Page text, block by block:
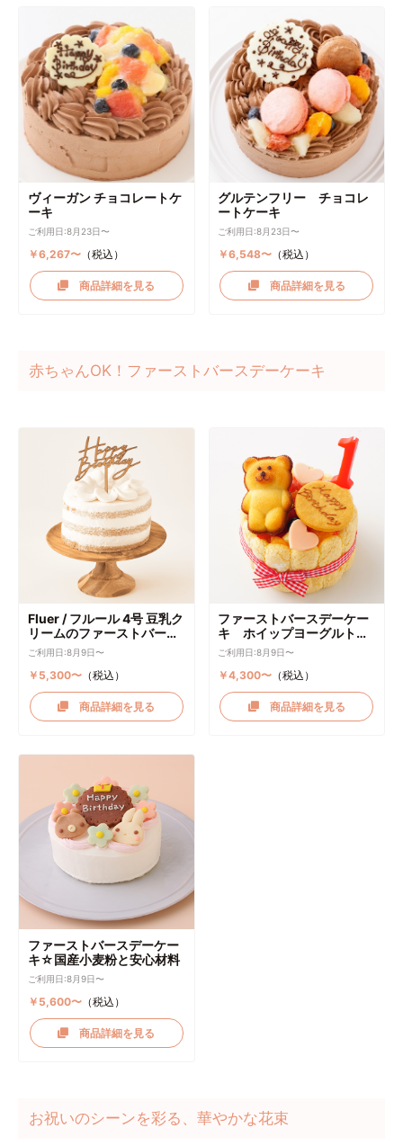
ヴィーガン チョコレートケ
ーキ
ご利用日:8月23日〜
￥6,267〜（税込）
商品詳細を見る
グルテンフリー チョコレ
ートケーキ
ご利用日:8月23日〜
￥6,548〜 （税込）
商品詳細を見る
赤ちゃんOK！ファーストバースデーケーキ
Fluer / フルール 4号 豆乳ク
リームのファーストバース
デーケーキ ケーキトッパー
付き
ご利用日:8月9日〜
￥5,300〜（税込）
商品詳細を見る
ファーストバースデーケー
キ ホイップヨーグルトク
リーム
ご利用日:8月9日〜
￥4,300〜 （税込）
商品詳細を見る
ファーストバースデーケー
キ☆国産小麦粉と安心材料
ご利用日:8月9日〜
￥5,600〜（税込）
商品詳細を見る
お祝いのシーンを彩る、華やかな花束